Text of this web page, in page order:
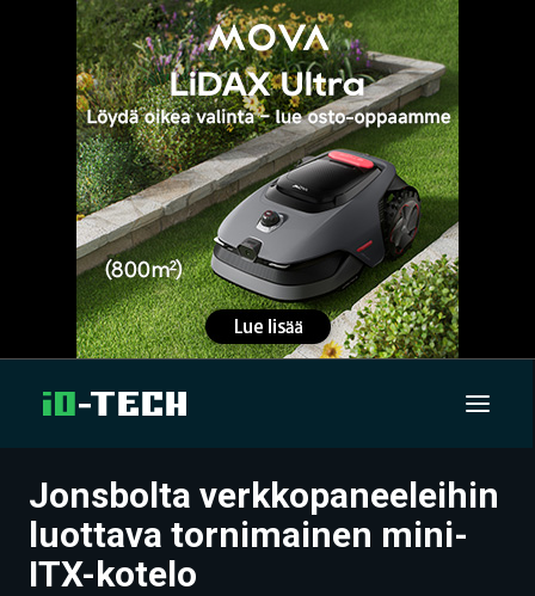
UUTISET
ARTIKKELIT
Jonsbolta verkkopaneeleihin
luottava tornimainen mini-
ITX-kotelo